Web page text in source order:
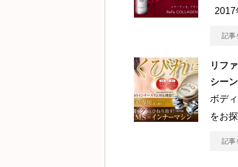
記事
リフ
シー
ボデ
をお
記事